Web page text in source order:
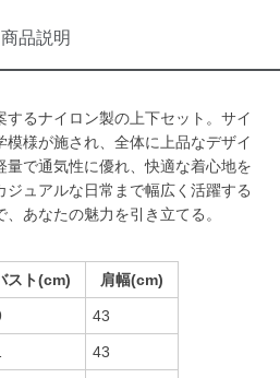
商品説明
するナイロン製の上下セット。サイ
模様が施され、全体に上品なデザイ
量で通気性に優れ、快適な着心地を
ュアルな日常まで幅広く活躍する
あなたの魅力を引き立てる。
スト(cm) 肩幅(cm)
43
43